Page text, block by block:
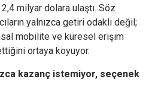
milyar dolara ulaştı. Söz
yalnızca getiri odaklı değil;
mobilite ve küresel erişim
ortaya koyuyor.
kazanç istemiyor, seçenek